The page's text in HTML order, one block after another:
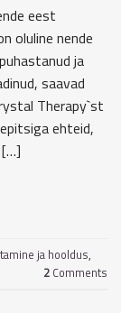
eest
oluline nende
ja
saavad
Therapy`st
ehteid,
[…]
ja hooldus,
2 Comments